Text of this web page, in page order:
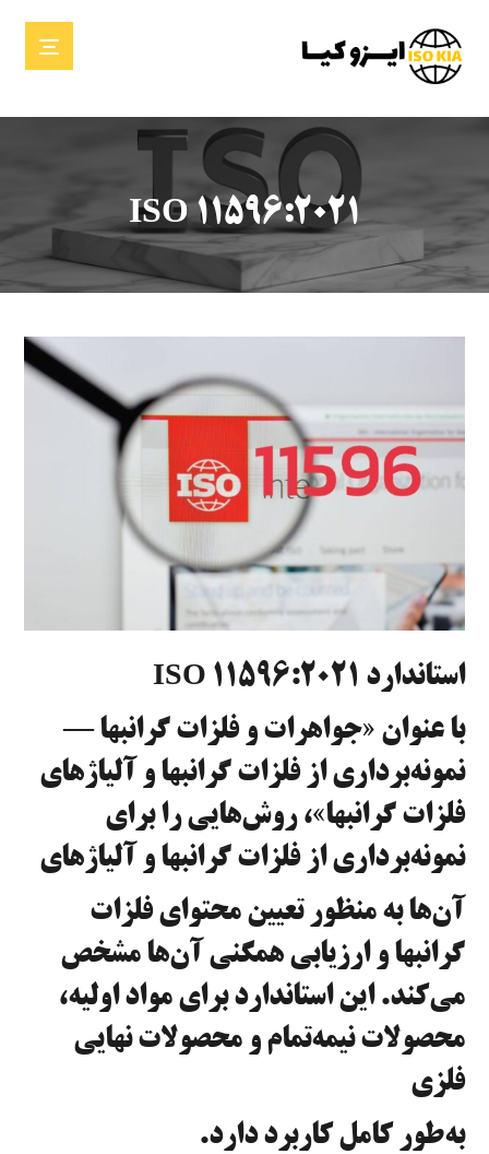
ISO 11596:2021
استاندارد ISO 11596:2021
با عنوان «جواهرات و فلزات گرانبها —
نمونه‌برداری از فلزات گرانبها و آلیاژهای
فلزات گرانبها»، روش‌هایی را برای
نمونه‌برداری از فلزات گرانبها و آلیاژهای
آن‌ها به منظور تعیین محتوای فلزات
گرانبها و ارزیابی همگنی آن‌ها مشخص
می‌کند. این استاندارد برای مواد اولیه،
محصولات نیمه‌تمام و محصولات نهایی
فلزی
به‌طور کامل کاربرد دارد.